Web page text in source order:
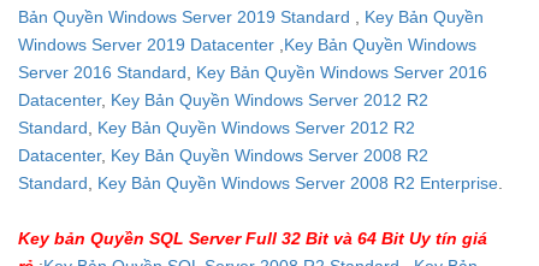
Bản Quyền Windows Server 2019 Standard
Key Bản Quyền
Windows Server 2019 Datacenter Key Bản Quyền Windows
Server 2016 Standard
Key Bản Quyền Windows Server 2016
Datacenter, Key Bản Quyền Windows Server 2012 R2
Standard
Key Bản Quyền Windows Server 2012 R2
Datacenter, Key Bản Quyền Windows Server 2008 R2
Standard
Key Bản Quyền Windows Server 2008 R2 Enterprise
Key bản Quyền SQL Server Full 32 Bit và 64 Bit Uy tín giá